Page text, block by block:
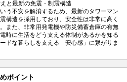
と最新の免震・制震構造
いう不安を解消するため、最新のタワーマン
構造を採用しており、安全性は非常に高く
また、非常用発電機や防災備蓄倉庫の有無
時に生活をどう支える体制があるかを知る
ドな暮らしを支える「安心感」に繋がりま
ポイント